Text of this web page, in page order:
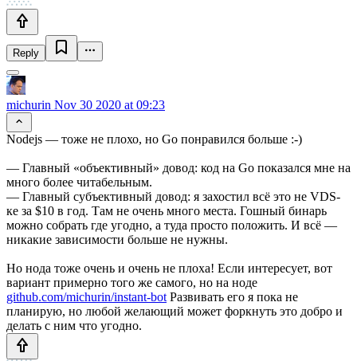
Reply
michurin Nov 30 2020 at 09:23
Nodejs — тоже не плохо, но Go понравился больше :-)
— Главный «объективный» довод: код на Go показался мне на
много более читабельным.
— Главный субъективный довод: я захостил всё это не VDS-
ке за $10 в год. Там не очень много места. Гошный бинарь
можно собрать где угодно, а туда просто положить. И всё —
никакие зависимости больше не нужны.
Но нода тоже очень и очень не плоха! Если интересует, вот
вариант примерно того же самого, но на ноде
github.com/michurin/instant-bot Развивать его я пока не
планирую, но любой желающий может форкнуть это добро и
делать с ним что угодно.